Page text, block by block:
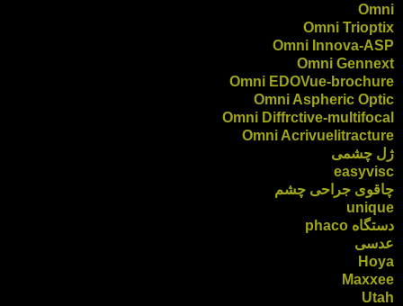
Omni
Omni Trioptix
Omni Innova-ASP
Omni Gennext
Omni EDOVue-brochure
Omni Aspheric Optic
Omni Diffrctive-multifocal
Omni Acrivuelitracture
ژل چشمی
easyvisc
چاقوی جراحی چشم
unique
دستگاه phaco
عدسی
Hoya
Maxxee
Utah